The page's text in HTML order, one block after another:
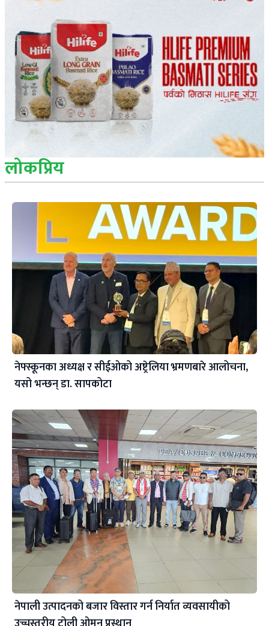
लोकप्रिय
नेफ्स्कूनका अध्यक्ष र सीईओको अष्ट्रेलिया भ्रमणबारे आलोचना,
यसो भन्छन् डा‍. सापकोटा
नेपाली उत्पादनको बजार विस्तार गर्न निर्यात व्यवसायीको